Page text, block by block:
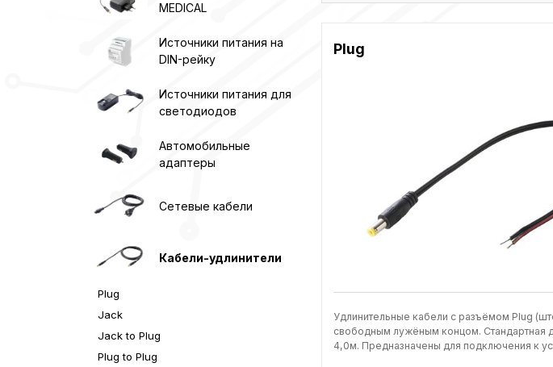
MEDICAL
Источники питания на
DIN-рейку
Источники питания для
светодиодов
Автомобильные
адаптеры
Сетевые кабели
Кабели-удлинители
Plug
Jack
Jack to Plug
Plug to Plug
Plug
Удлинительные кабели с разъёмом Plug
свободным лужёным концом. Стандартная
4,0м. Предназначены для подключения к